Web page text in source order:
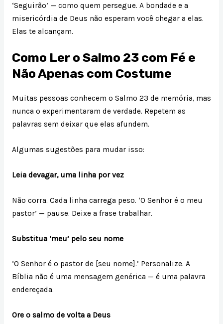
‘Seguirão’ — como quem persegue. A bondade e a
misericórdia de Deus não esperam você chegar a elas.
Elas te alcançam.
Como Ler o Salmo 23 com Fé e
Não Apenas com Costume
Muitas pessoas conhecem o Salmo 23 de memória, mas
nunca o experimentaram de verdade. Repetem as
palavras sem deixar que elas afundem.
Algumas sugestões para mudar isso:
Leia devagar, uma linha por vez
Não corra. Cada linha carrega peso. ‘O Senhor é o meu
pastor’ — pause. Deixe a frase trabalhar.
Substitua ‘meu’ pelo seu nome
‘O Senhor é o pastor de [seu nome].’ Personalize. A
Bíblia não é uma mensagem genérica — é uma palavra
endereçada.
Ore o salmo de volta a Deus